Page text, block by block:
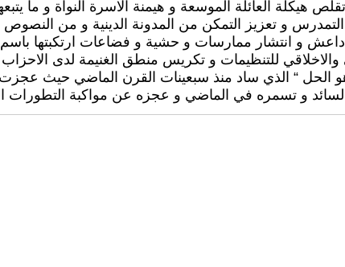
هيكلة العائلة الموسعة و هيمنة الاسرة النواة و ما
التمدرس و تعزيز التمكن من المدونة الدينية و من
داعش و انتشار ممارسات و حشية و فضاعات ارتكبتها
للتنظيمات و تكريس منطق الغنيمة لدى
الحل “ الذي ساد منذ سبعينات القرن الماضي حيث عجزت
و تسمره في الماضي و عجزه عن مواكبة التطورات